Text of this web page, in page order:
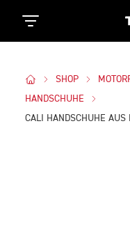
SHOP
HANDSCHUHE
CALI HANDSCHUHE AUS